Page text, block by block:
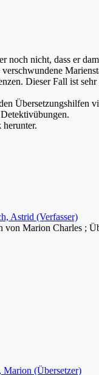
noch nicht, dass er
Dieser Fall ist
Übersetzungshilfen
Astrid (Verfasser)
Marion Charles ;
Marion (Übersetzer)